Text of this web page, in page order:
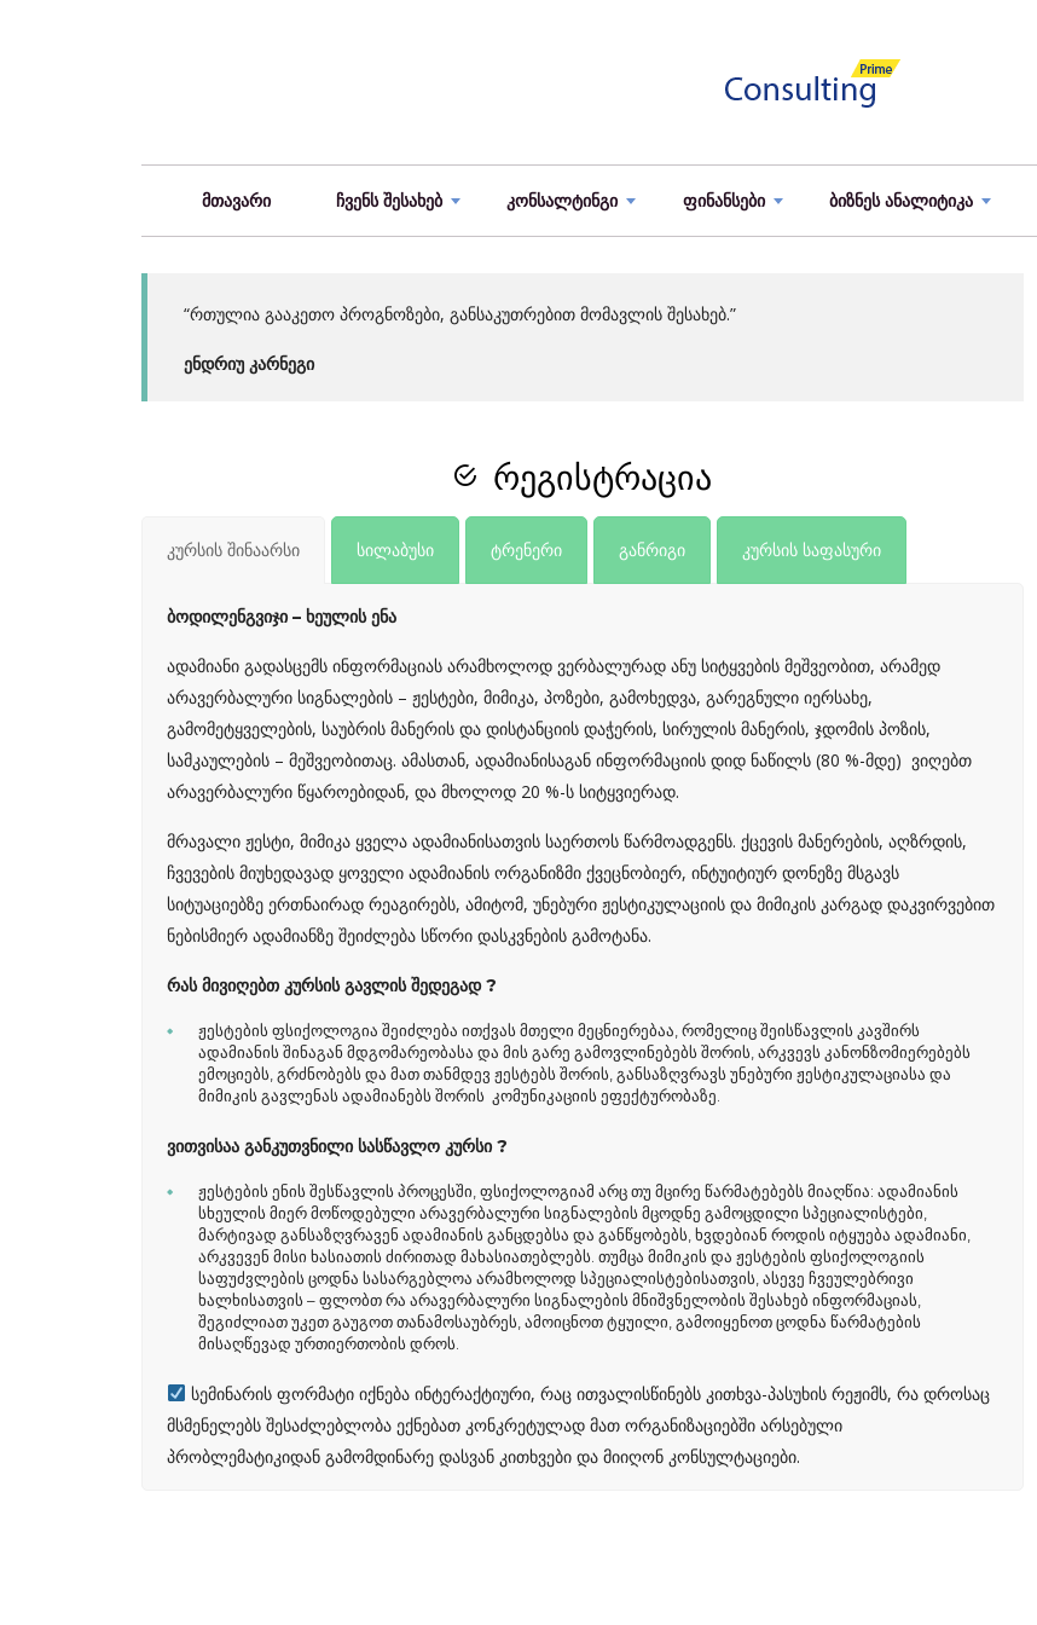
მთავარი ჩვენს შესახებ კონსალტინგი ფინანსები ბიზნეს ანალიტიკა
“რთულია გააკეთო პროგნოზები, განსაკუთრებით მომავლის შესახებ.”
ენდრიუ კარნეგი
რეგისტრაცია
კურსის შინაარსი სილაბუსი ტრენერი განრიგი კურსის საფასური
ბოდილენგვიჯი – ხეულის ენა
ადამიანი გადასცემს ინფორმაციას არამხოლოდ ვერბალურად ანუ სიტყვების მეშვეობით, არამედ
არავერბალური სიგნალების – ჟესტები, მიმიკა, პოზები, გამოხედვა, გარეგნული იერსახე,
გამომეტყველების, საუბრის მანერის და დისტანციის დაჭერის, სირულის მანერის, ჯდომის პოზის,
სამკაულების – მეშვეობითაც. ამასთან, ადამიანისაგან ინფორმაციის დიდ ნაწილს (80 %-მდე) ვიღებთ
არავერბალური წყაროებიდან, და მხოლოდ 20 %-ს სიტყვიერად.
მრავალი ჟესტი, მიმიკა ყველა ადამიანისათვის საერთოს წარმოადგენს. ქცევის მანერების, აღზრდის,
ჩვევების მიუხედავად ყოველი ადამიანის ორგანიზმი ქვეცნობიერ, ინტუიტიურ დონეზე მსგავს
სიტუაციებზე ერთნაირად რეაგირებს, ამიტომ, უნებური ჟესტიკულაციის და მიმიკის კარგად დაკვირვებით
ნებისმიერ ადამიანზე შეიძლება სწორი დასკვნების გამოტანა.
რას მივიღებთ კურსის გავლის შედეგად ?
ჟესტების ფსიქოლოგია შეიძლება ითქვას მთელი მეცნიერებაა, რომელიც შეისწავლის კავშირს
ადამიანის შინაგან მდგომარეობასა და მის გარე გამოვლინებებს შორის, არკვევს კანონზომიერებებს
ემოციებს, გრძნობებს და მათ თანმდევ ჟესტებს შორის, განსაზღვრავს უნებური ჟესტიკულაციასა და
მიმიკის გავლენას ადამიანებს შორის კომუნიკაციის ეფექტურობაზე.
ვითვისაა განკუთვნილი სასწავლო კურსი ?
ჟესტების ენის შესწავლის პროცესში, ფსიქოლოგიამ არც თუ მცირე წარმატებებს მიაღწია: ადამიანის
სხეულის მიერ მოწოდებული არავერბალური სიგნალების მცოდნე გამოცდილი სპეციალისტები,
მარტივად განსაზღვრავენ ადამიანის განცდებსა და განწყობებს, ხვდებიან როდის იტყუება ადამიანი,
არკვევენ მისი ხასიათის ძირითად მახასიათებლებს. თუმცა მიმიკის და ჟესტების ფსიქოლოგიის
საფუძვლების ცოდნა სასარგებლოა არამხოლოდ სპეციალისტებისათვის, ასევე ჩვეულებრივი
ხალხისათვის – ფლობთ რა არავერბალური სიგნალების მნიშვნელობის შესახებ ინფორმაციას,
შეგიძლიათ უკეთ გაუგოთ თანამოსაუბრეს, ამოიცნოთ ტყუილი, გამოიყენოთ ცოდნა წარმატების
მისაღწევად ურთიერთობის დროს.
სემინარის ფორმატი იქნება ინტერაქტიური, რაც ითვალისწინებს კითხვა-პასუხის რეჟიმს, რა დროსაც
მსმენელებს შესაძლებლობა ექნებათ კონკრეტულად მათ ორგანიზაციებში არსებული
პრობლემატიკიდან გამომდინარე დასვან კითხვები და მიიღონ კონსულტაციები.